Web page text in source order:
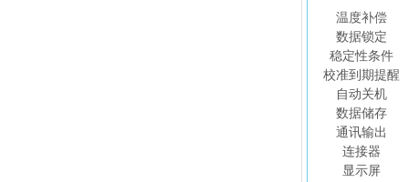
温度补偿
数据锁定
稳定性条件
校准到期提醒
自动关机
数据储存
通讯输出
连接器
显示屏